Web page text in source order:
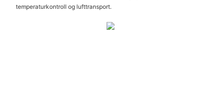
temperaturkontroll og lufttransport.